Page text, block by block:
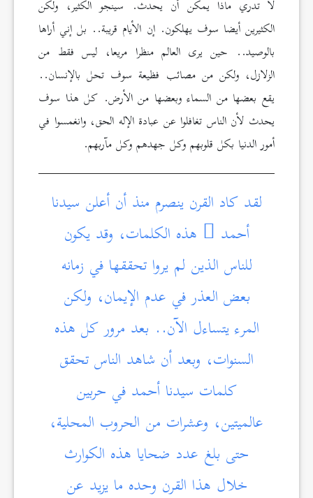
لا تدري ماذا يمكن أن يحدث. سينجو الكثير، ولكن
الكثيرين أيضا سوف يهلكون. إن الأيام قريبة.. بل إني أراها
بالوصيد.. حين يرى العالم منظرا مريعا، ليس فقط من
الزلازل، ولكن من مصائب فظيعة سوف تحل بالإنسان..
يقع بعضها من السماء وبعضها من الأرض. كل هذا سوف
يحدث لأن الناس تغافلوا عن عبادة الإله الحق، وانغمسوا في
أمور الدنيا بكل قلوبهم وكل جهدهم وكل مآربهم.
لقد كاد القرن ينصرم منذ أن أعلن سيدنا
أحمد
هذه الكلمات، وقد يكون
للناس الذين لم يروا تحققها في زمانه
بعض العذر في عدم الإيمان، ولكن
المرء يتساءل الآن.. بعد مرور كل هذه
السنوات، وبعد أن شاهد الناس تحقق
كلمات سيدنا أحمد في حربين
عالميتين، وعشرات من الحروب المحلية،
حتى بلغ عدد ضحايا هذه الكوارث
خلال هذا القرن وحده ما يزيد عن